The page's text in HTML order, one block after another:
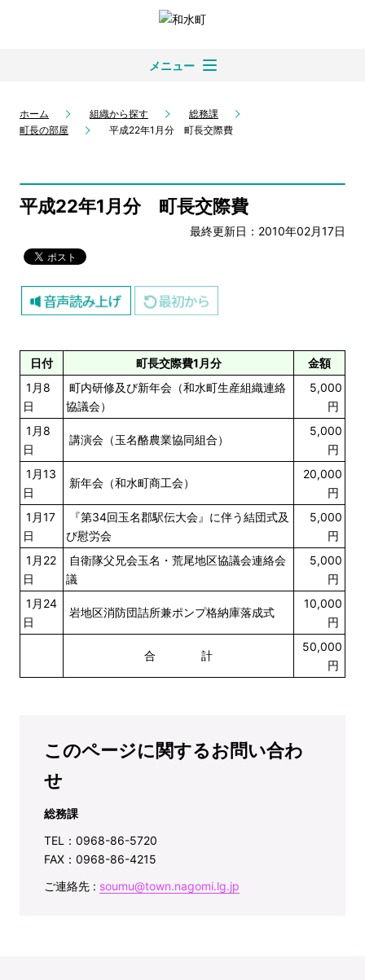
メニュー
ホーム 組織から探す
総務課
町長の部屋
平成22年1月分 町長交際費
平成22年1月分 町長交際費
最終更新日：2010年02月17日
日付 町長交際費1月分
金額
1月8
日
町内研修及び新年会（和水町生産組織連絡
協議会）
5,000
円
1月8
日
講演会（玉名酪農業協同組合）
5,000
円
1月13
日
新年会（和水町商工会）
20,000
円
1月17
日
『第34回玉名郡駅伝大会』に伴う結団式及
び慰労会
5,000
円
1月22
日
自衛隊父兄会玉名・荒尾地区協議会連絡会
議
5,000
円
1月24
日
岩地区消防団詰所兼ポンプ格納庫落成式
10,000
円
合 計
50,000
円
このページに関するお問い合わ
せ
総務課
TEL：0968-86-5720
FAX：0968-86-4215
ご連絡先 : soumu@town.nagomi.lg.jp